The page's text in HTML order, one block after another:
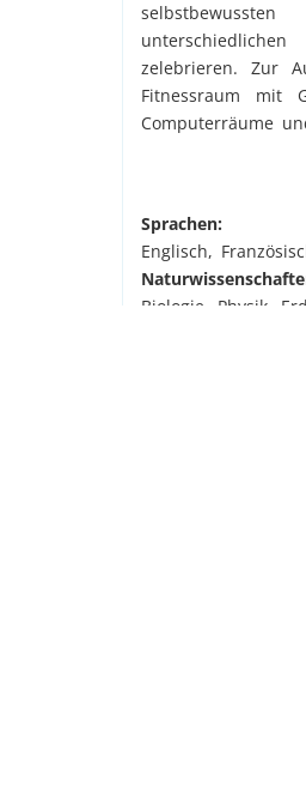
zelebrieren. Zur
Fitnessraum mit
Computerräume
Sprachen:
Englisch,
Biologie, Physik,